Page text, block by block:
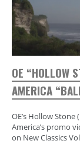
OE “HOLLOW
AMERICA
OE’s Hollow
America’s promo
on New Classics